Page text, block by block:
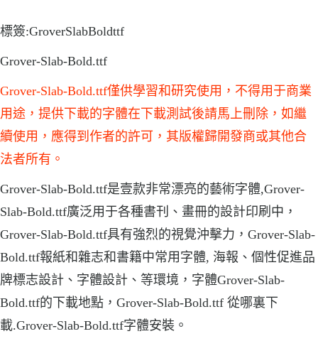
標簽:GroverSlabBoldttf
Grover-Slab-Bold.ttf
Grover-Slab-Bold.ttf僅供學習和研究使用，不得用于商業
用途，提供下載的字體在下載測試後請馬上刪除，如繼
續使用，應得到作者的許可，其版權歸開發商或其他合
法者所有。
Grover-Slab-Bold.ttf是壹款非常漂亮的藝術字體,Grover-
Slab-Bold.ttf廣泛用于各種書刊、畫冊的設計印刷中，
Grover-Slab-Bold.ttf具有強烈的視覺沖擊力，Grover-Slab-
Bold.ttf報紙和雜志和書籍中常用字體, 海報、個性促進品
牌標志設計、字體設計、等環境，字體Grover-Slab-
Bold.ttf的下載地點，Grover-Slab-Bold.ttf 從哪裏下
載.Grover-Slab-Bold.ttf字體安裝。